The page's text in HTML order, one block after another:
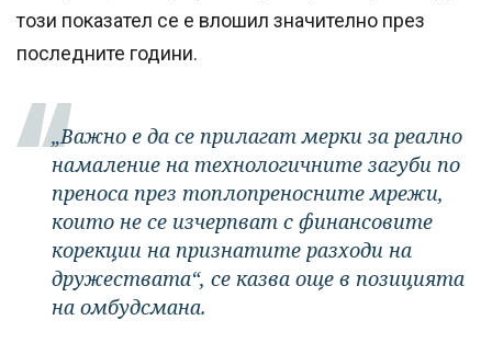
този показател се е влошил значително през
последните години.
„Важно e да се прилагат мерки за реално
намаление на технологичните загуби по
преноса през топлопреносните мрежи,
които не се изчерпват с финансовите
корекции на признатите разходи на
дружествата“, се казва още в позицията
на омбудсмана.